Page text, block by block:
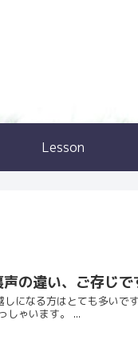
Lesson
の違い、ご存じで
になる方はとても多いで
しゃいます。 ...